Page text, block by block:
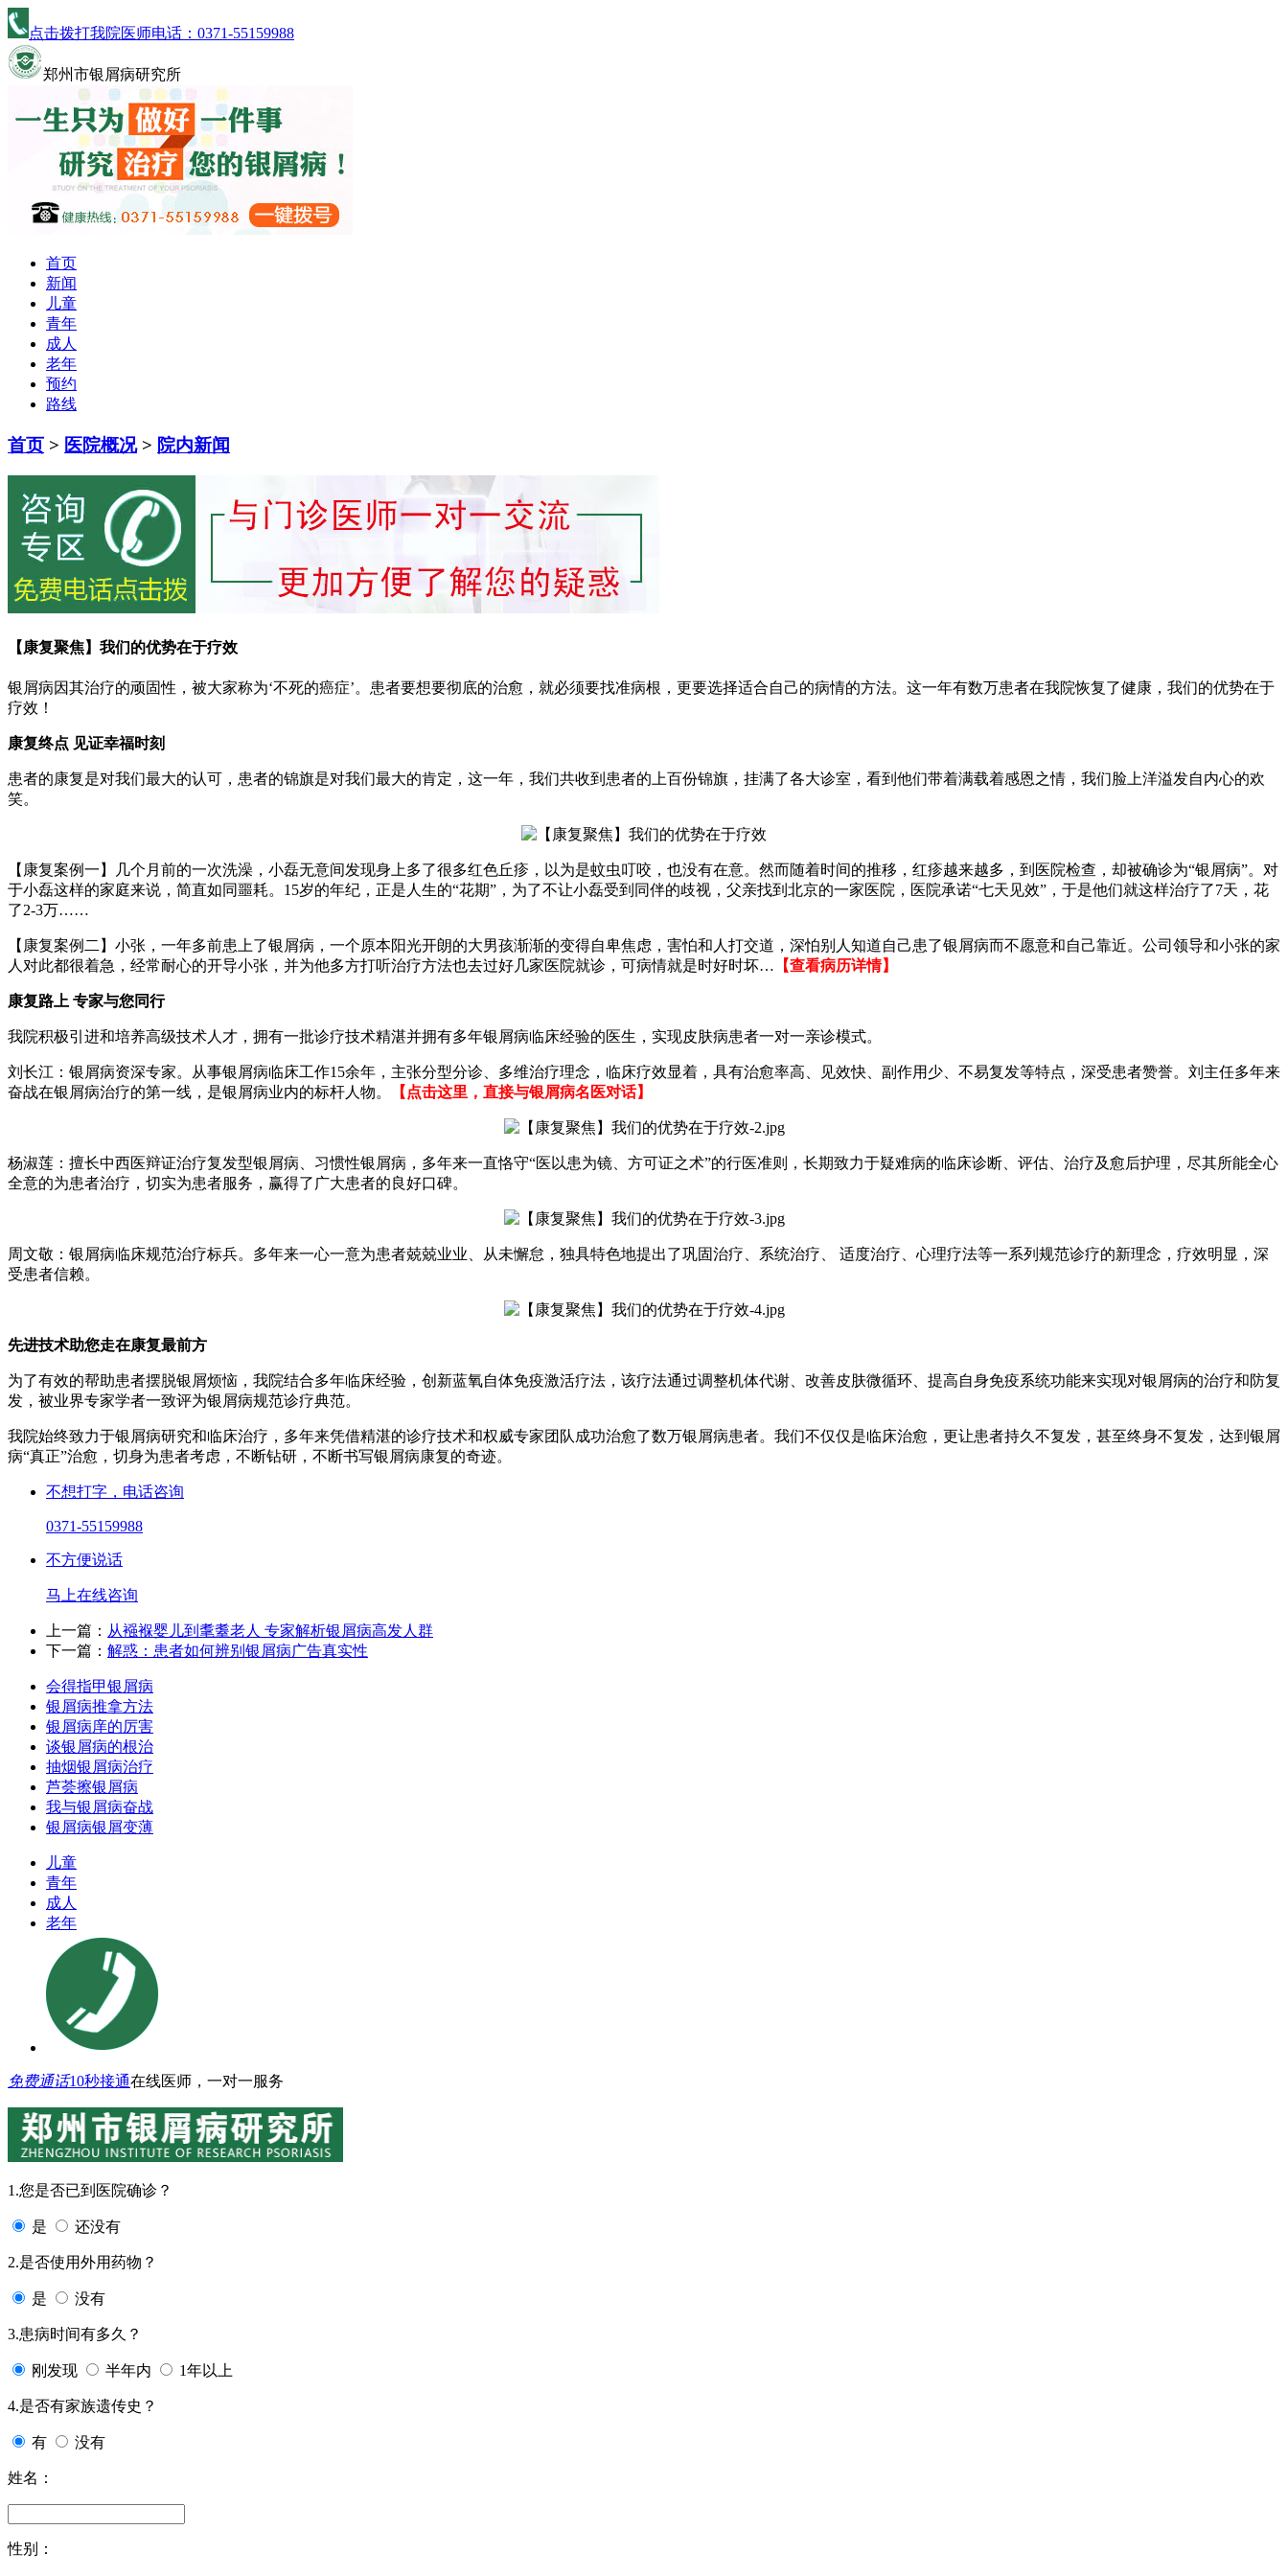
点击拨打我院医师电话： 0371-55159988
郑州市银屑病研究所
首页
新闻
儿童
青年
成人
老年
预约
路线
首页 > 医院概况> 院内新闻
【康复聚焦】我们的优势在于疗效
银屑病因其治疗的顽固性，被大家称为‘不死的癌症’。患者要想要彻底的治愈，就必须要找准病根，更要选择适合自己的病情的方法。这一年有数万患者在我院恢复了健康，我们的优势在于
疗效！
康复终点 见证幸福时刻
患者的康复是对我们最大的认可，患者的锦旗是对我们最大的肯定，这一年，我们共收到患者的上百份锦旗，挂满了各大诊室，看到他们带着满载着感恩之情，我们脸上洋溢发自内心的欢
笑。
【康复案例一】几个月前的一次洗澡，小磊无意间发现身上多了很多红色丘疹，以为是蚊虫叮咬，也没有在意。然而随着时间的推移，红疹越来越多，到医院检查，却被确诊为“银屑病”。对
于小磊这样的家庭来说，简直如同噩耗。15岁的年纪，正是人生的“花期”，为了不让小磊受到同伴的歧视，父亲找到北京的一家医院，医院承诺“七天见效”，于是他们就这样治疗了7天，花
了2-3万……
【康复案例二】小张，一年多前患上了银屑病，一个原本阳光开朗的大男孩渐渐的变得自卑焦虑，害怕和人打交道，深怕别人知道自己患了银屑病而不愿意和自己靠近。公司领导和小张的家
人对此都很着急，经常耐心的开导小张，并为他多方打听治疗方法也去过好几家医院就诊，可病情就是时好时坏… 【查看病历详情】
康复路上 专家与您同行
我院积极引进和培养高级技术人才，拥有一批诊疗技术精湛并拥有多年银屑病临床经验的医生，实现皮肤病患者一对一亲诊模式。
刘长江：银屑病资深专家。从事银屑病临床工作15余年，主张分型分诊、多维治疗理念，临床疗效显着，具有治愈率高、见效快、副作用少、不易复发等特点，深受患者赞誉。刘主任多年来
奋战在银屑病治疗的第一线，是银屑病业内的标杆人物。
【点击这里，直接与银屑病名医对话】
杨淑莲：擅长中西医辩证治疗复发型银屑病、习惯性银屑病，多年来一直恪守“医以患为镜、方可证之术”的行医准则，长期致力于疑难病的临床诊断、评估、治疗及愈后护理，尽其所能全心
全意的为患者治疗，切实为患者服务，赢得了广大患者的良好口碑。
周文敬：银屑病临床规范治疗标兵。多年来一心一意为患者兢兢业业、从未懈怠，独具特色地提出了巩固治疗、系统治疗、 适度治疗、心理疗法等一系列规范诊疗的新理念，疗效明显，深
受患者信赖。
先进技术助您走在康复最前方
为了有效的帮助患者摆脱银屑烦恼，我院结合多年临床经验，创新蓝氧自体免疫激活疗法，该疗法通过调整机体代谢、改善皮肤微循环、提高自身免疫系统功能来实现对银屑病的治疗和防复
发，被业界专家学者一致评为银屑病规范诊疗典范。
我院始终致力于银屑病研究和临床治疗，多年来凭借精湛的诊疗技术和权威专家团队成功治愈了数万银屑病患者。我们不仅仅是临床治愈，更让患者持久不复发，甚至终身不复发，达到银屑
病“真正”治愈，切身为患者考虑，不断钻研，不断书写银屑病康复的奇迹。
不想打字，电话咨询
0371-55159988
不方便说话
马上在线咨询
上一篇： 从襁褓婴儿到耄耋老人 专家解析银屑病高发人群
下一篇： 解惑：患者如何辨别银屑病广告真实性
会得指甲银屑病
银屑病推拿方法
银屑病庠的厉害
谈银屑病的根治
抽烟银屑病治疗
芦荟擦银屑病
我与银屑病奋战
银屑病银屑变薄
儿童
青年
成人
老年
免费通话10秒接通在线医师，一对一服务
1.您是否已到医院确诊？
是 还没有
2.是否使用外用药物？
是 没有
3.患病时间有多久？
刚发现 半年内 1年以上
4.是否有家族遗传史？
有 没有
姓名：
性别：